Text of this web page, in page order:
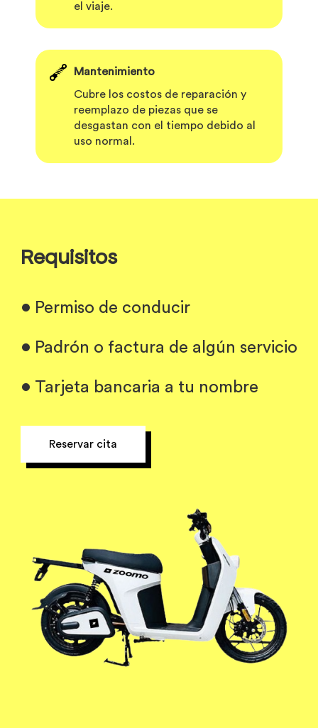
el viaje.
Mantenimiento
Cubre los costos de reparación y
reemplazo de piezas que se
desgastan con el tiempo debido al
uso normal.
Requisitos
• Permiso de conducir
• Padrón o factura de algún servicio
• Tarjeta bancaria a tu nombre
Reservar cita